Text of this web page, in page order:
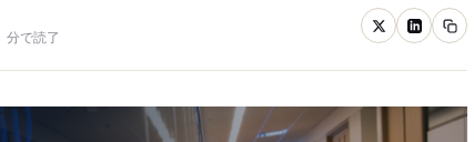
分で読了